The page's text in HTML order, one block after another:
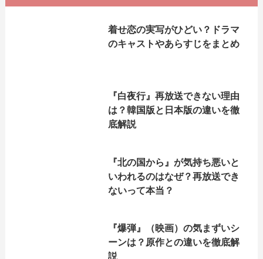
着せ恋の実写がひどい？ドラマ
のキャストやあらすじをまとめ
『白夜行』再放送できない理由
は？韓国版と日本版の違いを徹
底解説
『北の国から』が気持ち悪いと
いわれるのはなぜ？再放送でき
ないって本当？
『爆弾』（映画）の気まずいシ
ーンは？原作との違いを徹底解
説